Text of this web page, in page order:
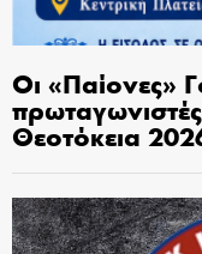
Οι «Παίονες»
Θεοτόκεια